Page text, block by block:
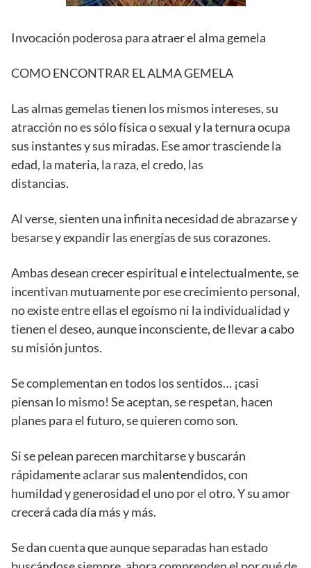
Invocación poderosa para atraer el alma gemela
COMO ENCONTRAR EL ALMA GEMELA
Las almas gemelas tienen los mismos intereses, su
atracción no es sólo física o sexual y la ternura ocupa
sus instantes y sus miradas. Ese amor trasciende la
edad, la materia, la raza, el credo, las
distancias.
Al verse, sienten una infinita necesidad de abrazarse y
besarse y expandir las energías de sus corazones.
Ambas desean crecer espiritual e intelectualmente, se
incentivan mutuamente por ese crecimiento personal,
no existe entre ellas el egoísmo ni la individualidad y
tienen el deseo, aunque inconsciente, de llevar a cabo
su misión juntos.
Se complementan en todos los sentidos… ¡casi
piensan lo mismo! Se aceptan, se respetan, hacen
planes para el futuro, se quieren como son.
Si se pelean parecen marchitarse y buscarán
rápidamente aclarar sus malentendidos, con
humildad y generosidad el uno por el otro. Y su amor
crecerá cada día más y más.
Se dan cuenta que aunque separadas han estado